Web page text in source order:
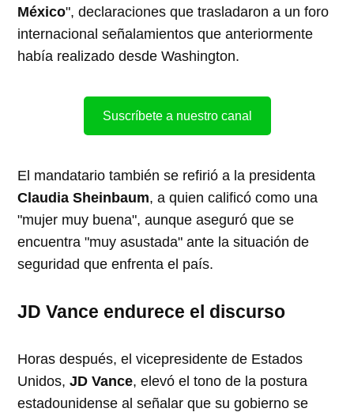
México", declaraciones que trasladaron a un foro
internacional señalamientos que anteriormente
había realizado desde Washington.
Suscríbete a nuestro canal
El mandatario también se refirió a la presidenta
Claudia Sheinbaum, a quien calificó como una
"mujer muy buena", aunque aseguró que se
encuentra "muy asustada" ante la situación de
seguridad que enfrenta el país.
JD Vance endurece el discurso
Horas después, el vicepresidente de Estados
Unidos,JD Vance, elevó el tono de la postura
estadounidense al señalar que su gobierno se